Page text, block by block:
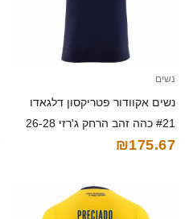
נשים
נשים אקוודור פטריקסון דלגאדו
#21 כהה זהב הרחק ג'רזי 26-28
חולצה קצרה
₪175.67